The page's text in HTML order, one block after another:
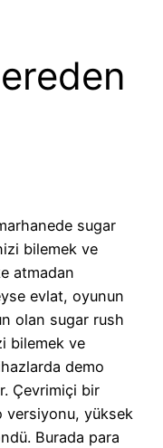
sugar
bilemek ve
atmadan
evlat, oyunun
olan sugar rush
bilemek ve
demo
Çevrimiçi bir
versiyonu, yüksek
Burada para